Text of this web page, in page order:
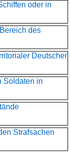
oder in
des
Deutscher
Soldaten in
Strafsachen